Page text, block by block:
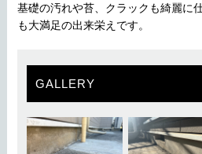
基礎の汚れや苔、クラックも綺麗に
も大満足の出来栄えです。
GALLERY